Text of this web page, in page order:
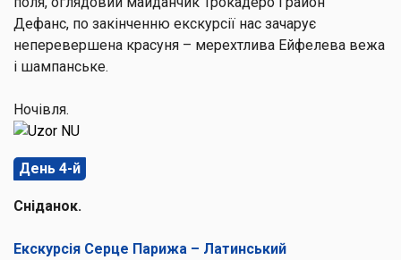
Дефанс, по закінченню екскурсії нас зачарує
неперевершена красуня – мерехтлива Ейфелева вежа
і шампанське.
Ночівля.
День 4-й
Сніданок.
Екскурсія Серце Парижа – Латинський